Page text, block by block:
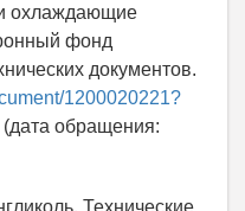
охлаждающие
фонд
документов.
1200020221?
(дата обращения:
Технические